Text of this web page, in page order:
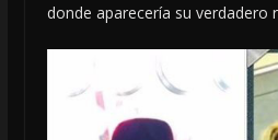
donde aparecería su verdadero